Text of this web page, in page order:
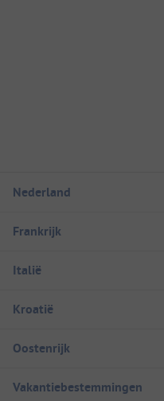
Nederland
Frankrijk
Italië
Kroatië
Oostenrijk
Vakantiebestemmingen